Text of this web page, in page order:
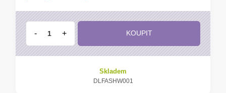
- + KOUPIT
Skladem
DLFASHW001